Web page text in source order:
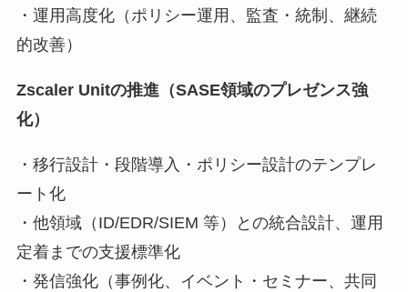
・運用高度化（ポリシー運用、監査・統制、継続
的改善）
Zscaler Unitの推進（SASE領域のプレゼンス強
化）
・移行設計・段階導入・ポリシー設計のテンプレ
ート化
・他領域（ID/EDR/SIEM 等）との統合設計、運用
定着までの支援標準化
・発信強化（事例化、イベント・セミナー、共同